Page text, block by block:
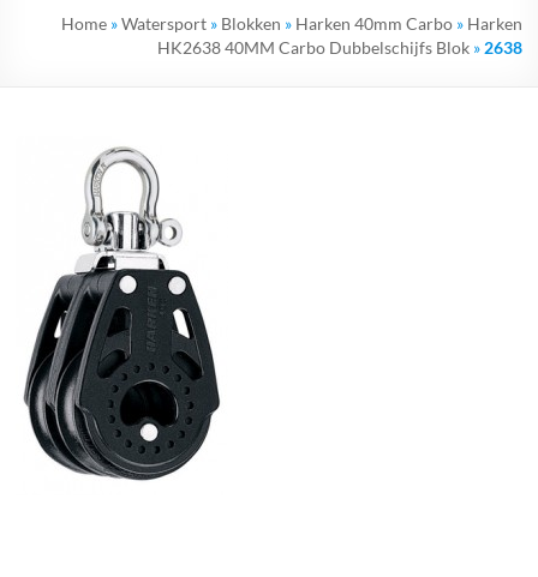
advies!Home»Watersport» Blokken » Harken 40mm Carbo» Harken
HK2638 40MM Carbo Dubbelschijfs Blok» 2638